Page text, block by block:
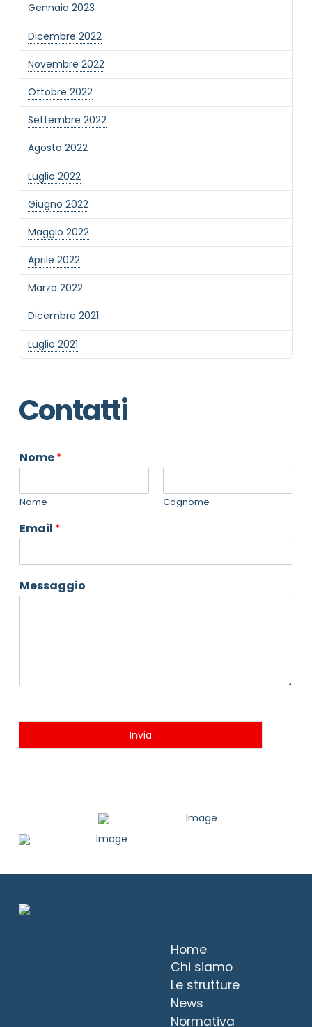
Gennaio 2023
Dicembre 2022
Novembre 2022
Ottobre 2022
Settembre 2022
Agosto 2022
Luglio 2022
Giugno 2022
Maggio 2022
Aprile 2022
Marzo 2022
Dicembre 2021
Luglio 2021
Contatti
Nome*
Nome Cognome
Email *
Messaggio
Invia
Home
Chi siamo
Le strutture
News
Normativa